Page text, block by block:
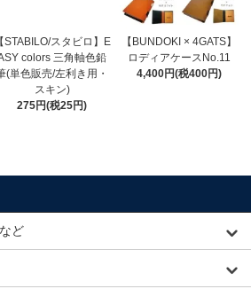
【STABILO/スタビロ】E
colors 三角軸色鉛
(単色販売/左利き用・
スキン)
275円(税25円)
【BUNDOKI × 4GATS】
ロディアケースNo.11
4,400円(税400円)
ど